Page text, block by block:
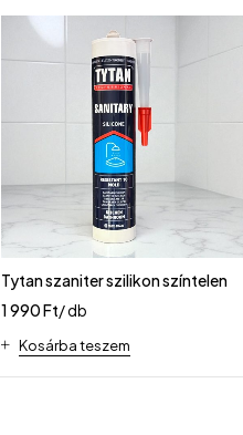
Tytan szaniter szilikon színtelen
1 990Ft/ db
Kosárba teszem